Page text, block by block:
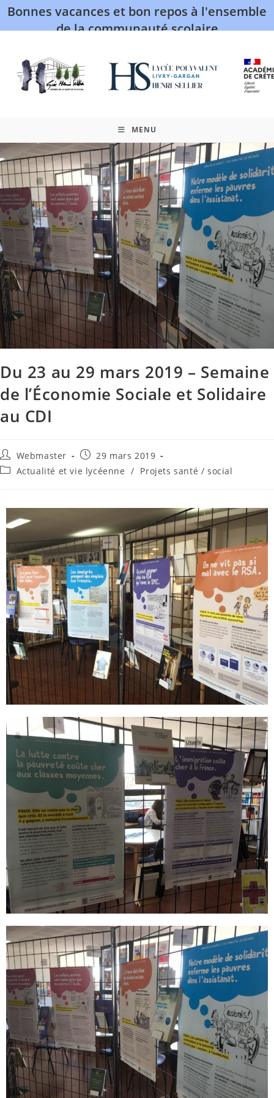
Bonnes vacances et bon repos à l'ensemble
de la communauté scolaire
MENU
Du 23 au 29 mars 2019 – Semaine
de l’Économie Sociale et Solidaire
au CDI
Webmaster
29 mars 2019
Actualité et vie lycéenne / Projets santé / social